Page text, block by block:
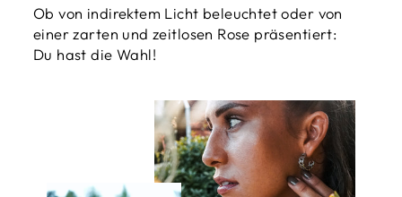
Ob von indirektem Licht beleuchtet oder von
einer zarten und zeitlosen Rose präsentiert:
Du hast die Wahl!